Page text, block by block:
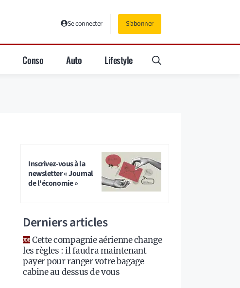
Se connecter S'abonner
Conso Auto Lifestyle
Inscrivez-vous à la
newsletter « Journal
de l'économie »
Derniers articles
Cette compagnie aérienne change
les règles : il faudra maintenant
payer pour ranger votre bagage
cabine au dessus de vous